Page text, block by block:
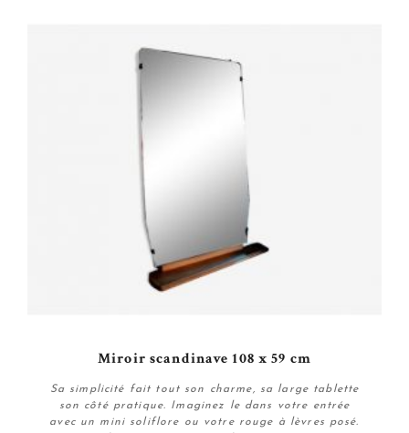
Miroir scandinave 108 x 59 cm
Sa simplicité fait tout son charme, sa large tablette
son côté pratique. Imaginez le dans votre entrée
avec un mini soliflore ou votre rouge à lèvres posé.